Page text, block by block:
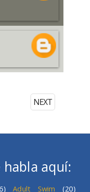
NEXT
habla aquí:
Adult Swim (20)